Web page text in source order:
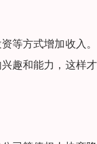
等方式增加收入
趣和能力，这样